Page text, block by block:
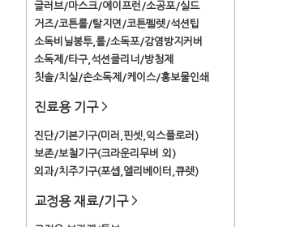
글러브/마스크/에이프런/소공포/실드
거즈/코튼롤/탈지면/코튼펠렛/석션팁
소독비닐봉투,롤/소독포/감염방지커버
소독제/타구,석션클리너/방청제
칫솔/치실/손소독제/케이스/홍보물인쇄
진료용 기구 >
진단/기본기구(미러,핀셋,익스플로러)
보존/보철기구(크라운리무버 외)
외과/치주기구(포셉,엘리베이터,큐렛)
교정용 재료/기구 >